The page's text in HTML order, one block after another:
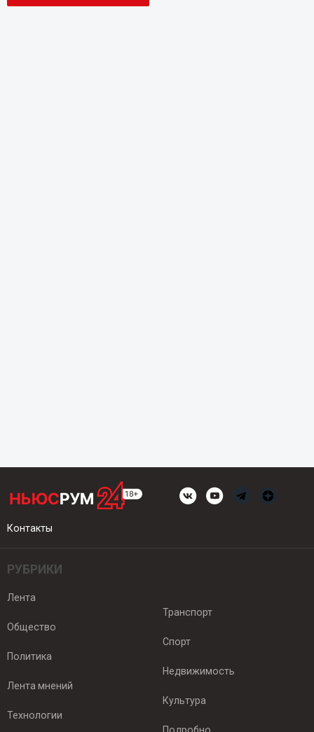
Контакты
РУБРИКИ
Лента
Общество
Политика
Лента мнений
Технологии
Транспорт
Спорт
Недвижимость
Культура